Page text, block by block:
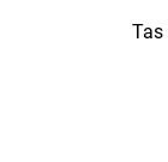
Tas